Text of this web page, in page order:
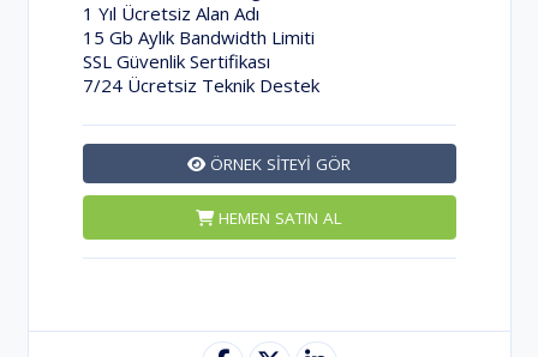
1 Yıl Ücretsiz Alan Adı
15 Gb Aylık Bandwidth Limiti
SSL Güvenlik Sertifikası
7/24 Ücretsiz Teknik Destek
ÖRNEK SİTEYİ GÖR
HEMEN SATIN AL